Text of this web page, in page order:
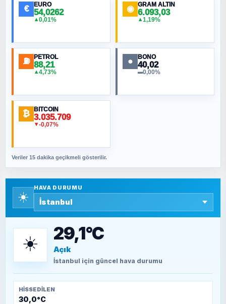
MURAT ÖZKAN
NURETTIN BÖLÜK
ORHAN KILIÇOĞLU
Fahişeye beyinli bir müstevli alçağına
SAVAŞ ŞAHİN
SEYFULLAH ÇİÇEK
TEOMAN ALPASLAN
Kütahya-Eskişehir Muharebeleri (10-24
€ EURO
54,0262
▲0,01%
◉ GRAM ALTIN
6.093,03
▲1,19%
⛽ PETROL
88,21
▲4,73%
● BONO
40,02
▬0,00%
₿ BITCOIN
3.035.709
▼-0,07%
Veriler 15 dakika geçikmeli gösterilir.
☀️
HAVA DURUMU
☀️ 29,1°C
Açık
İstanbul için güncel hava durumu
HISSEDILEN
30,0°C